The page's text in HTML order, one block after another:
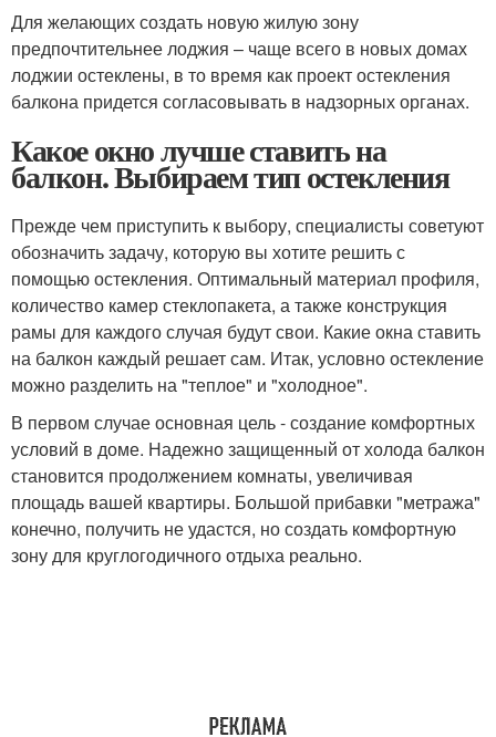
Для желающих создать новую жилую зону
предпочтительнее лоджия – чаще всего в новых домах
лоджии остеклены, в то время как проект остекления
балкона придется согласовывать в надзорных органах.
Какое окно лучше ставить на
балкон. Выбираем тип остекления
Прежде чем приступить к выбору, специалисты советуют
обозначить задачу, которую вы хотите решить с
помощью остекления. Оптимальный материал профиля,
количество камер стеклопакета, а также конструкция
рамы для каждого случая будут свои. Какие окна ставить
на балкон каждый решает сам. Итак, условно остекление
можно разделить на "теплое" и "холодное".
В первом случае основная цель - создание комфортных
условий в доме. Надежно защищенный от холода балкон
становится продолжением комнаты, увеличивая
площадь вашей квартиры. Большой прибавки "метража"
конечно, получить не удастся, но создать комфортную
зону для круглогодичного отдыха реально.